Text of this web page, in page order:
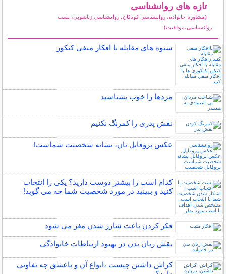
تازه های روانشناسی
(مشاوره خانواده، روانشناسی کودکان، روانشناسی زناشویی، تست
روانشناسی،موفقیت)
شیوه های مقابله با افکار منفی کنکور
مردها را خوب بشناسید
نقش پدری را کمرنگ نکنیم
عكس پروفایل تان، نشانه شخصیت شماست!
کدام اسب را بیشتر دوست دارید؟ یکی را انتخاب
کنید و ببینید در مورد شخصیت شما چه می گوید!
فکر کردن باعث شارژ شدن مغز می شود
نقش زبان بدن در بهبود ارتباطات خانوادگی
کراش داشتن چیست ،انواع آن و باعشق چه تفاوتی